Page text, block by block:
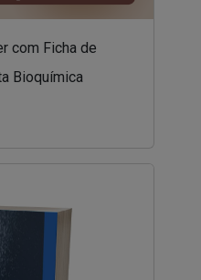
com Ficha de
Bioquímica